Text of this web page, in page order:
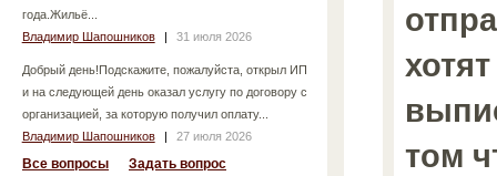
года.Жильё...
Владимир Шапошников
| 31 июля 2026
Добрый день!Подскажите, пожалуйста, открыл ИП
и на следующей день оказал услугу по договору с
организацией, за которую получил оплату...
Владимир Шапошников
| 27 июля 2026
Все вопросы Задать вопрос
хотят
том